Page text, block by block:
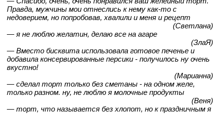
Правда, мужчины мои отнеслись к нему как-то с
недоверием, но попробовав, хвалили и меня и рецепт
(Светлана)
— я не люблю желатин, делаю все на агаре
(ЗлаЯ)
— Вместо бисквита использовала готовое печенье и
добавила консервированные персики - получилось ну очень
вкустно!
(Марианна)
— сделал торт только без сметаны - на одном желе,
только разном. ну, не люблю я молочные продукты
(Веня)
— торт, что называется без хлопот, но к праздничным я